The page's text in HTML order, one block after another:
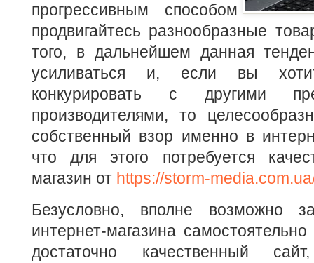
прогрессивным способом
продвигайтесь разнообразные
того, в дальнейшем данная
усиливаться и, если вы
конкурировать с другими
производителями, то
собственный взор именно в
что для этого потребуется
магазин от https://storm-
Безусловно, вполне возможно
интернет-магазина
достаточно качественный